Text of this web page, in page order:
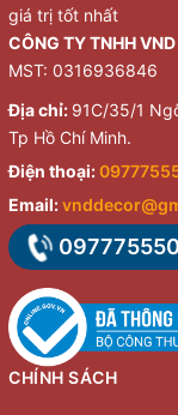
giá trị tốt nhất
CÔNG TY TNHH
MST: 0316936846
Địa chỉ: 91C/35/1
Tp Hồ Chí Minh.
Điện thoại:
Email:
CHÍNH SÁCH